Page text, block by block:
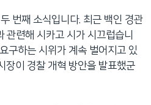
번째 소식입니다. 최근 백인 경관
관련해 시카고 시가 시끄럽습니
구하는 시위가 계속 벌어지고 있
장이 경찰 개혁 방안을 발표했군